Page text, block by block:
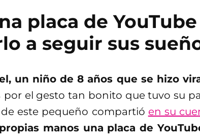
placa de YouTube
a seguir sus
un niño de 8 años que se hizo
por el gesto tan bonito que tuvo su
este pequeño compartió en su
manos una placa de